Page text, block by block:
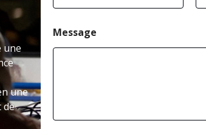
une
une
de
s
a
Message